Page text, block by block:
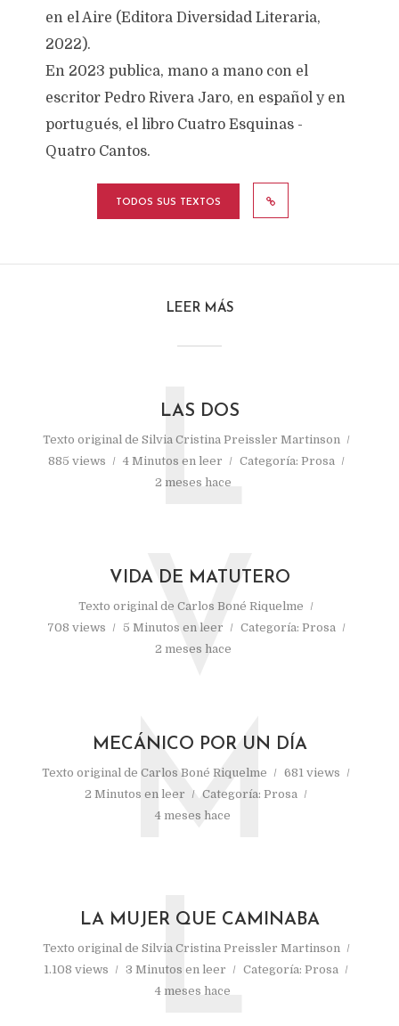
en el Aire (Editora Diversidad Literaria,
2022).
En 2023 publica, mano a mano con el
escritor Pedro Rivera Jaro, en español y en
portugués, el libro Cuatro Esquinas -
Quatro Cantos.
TODOS SUS TEXTOS
LEER MÁS
LAS DOS
Texto original de Silvia Cristina Preissler Martinson
885 views
4 Minutos en leer Categoría: Prosa
2 meses hace
L
VIDA DE MATUTERO
Texto original de Carlos Boné Riquelme
708 views
5 Minutos en leer Categoría: Prosa
2 meses hace
V
MECÁNICO POR UN DÍA
Texto original de Carlos Boné Riquelme
681 views
2 Minutos en leer
Categoría: Prosa
4 meses hace
M
LA MUJER QUE CAMINABA
Texto original de Silvia Cristina Preissler Martinson
1.108 views
3 Minutos en leer Categoría: Prosa
4 meses hace
L